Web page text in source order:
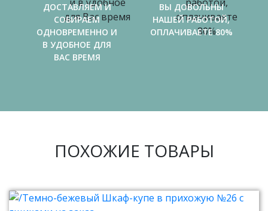
ДОСТАВЛЯЕМ И
СОБИРАЕМ
ОДНОВРЕМЕННО И
В УДОБНОЕ ДЛЯ
ВАС ВРЕМЯ
ВЫ ДОВОЛЬНЫ
НАШЕЙ РАБОТОЙ,
ОПЛАЧИВАЕТЕ 80%
ПОХОЖИЕ ТОВАРЫ